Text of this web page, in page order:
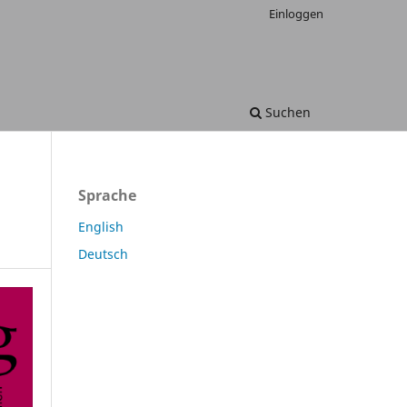
Suchen
Einloggen
Sprache
English
Deutsch